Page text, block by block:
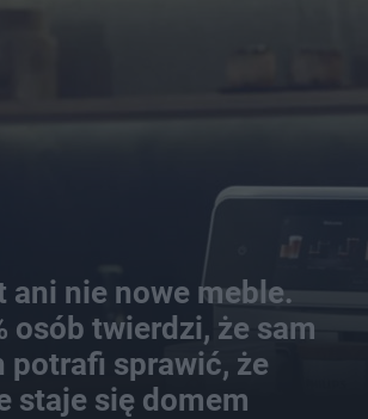
ani nie nowe meble.
osób twierdzi, że sam
potrafi sprawić, że
staje się domem